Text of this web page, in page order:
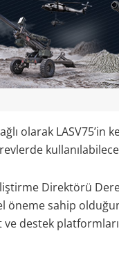
olarak
Direktörü
öneme sahip
destek